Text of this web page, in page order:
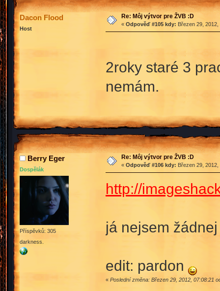
Dacon Flood
Host
Re: Môj výtvor pre ŽVB :D
« Odpověď #105 kdy: Březen 29,
2roky staré 3
nemám.
Berry Eger
Dospělák
Příspěvků: 305
darkness.
Re: Môj výtvor pre ŽVB :D
« Odpověď #106 kdy: Březen 29,
http://
já nejsem
edit: pardon
« Poslední změna: Březen 29, 2012, 07:08:21